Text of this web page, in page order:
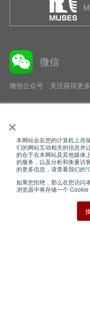
×
本网站会在您的计算机上存
们的网站互动相关的信息并
的在于在本网站及其他媒体
的服务，以及分析和衡量访
的更多信息，请查看我们的“
如果您拒绝，那么在您访问
浏览器中将存储一个 Cookie
微信
微信公众号 关注获得更多
隐私政策
Cookie Policy
Nisshinbo Holdings Inc.
Copyright ⓒ Nisshinbo